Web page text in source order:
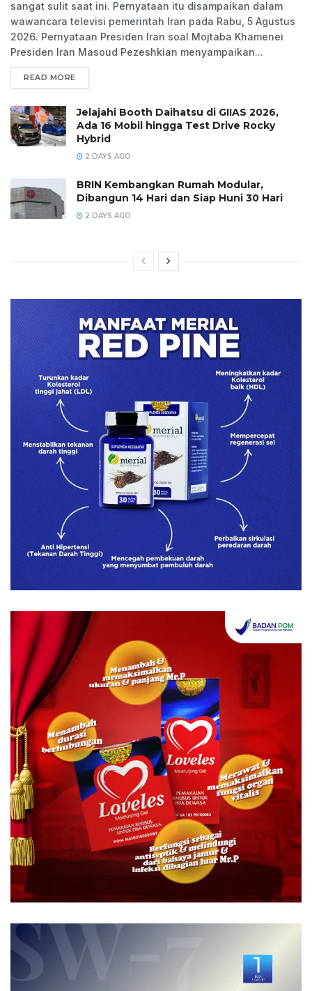
sangat sulit saat ini. Pernyataan itu disampaikan dalam
wawancara televisi pemerintah Iran pada Rabu, 5 Agustus
2026. Pernyataan Presiden Iran soal Mojtaba Khamenei
Presiden Iran Masoud Pezeshkian menyampaikan...
READ MORE
Jelajahi Booth Daihatsu di GIIAS 2026,
Ada 16 Mobil hingga Test Drive Rocky
Hybrid
2 DAYS AGO
BRIN Kembangkan Rumah Modular,
Dibangun 14 Hari dan Siap Huni 30 Hari
2 DAYS AGO